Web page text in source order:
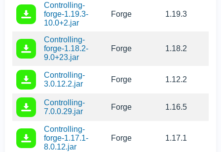
Controlling-
forge-1.19.3-
10.0+2.jar
Forge 1.19.3
Controlling-
forge-1.18.2-
9.0+23.jar
Forge 1.18.2
Controlling-
3.0.12.2.jar
Forge 1.12.2
Controlling-
7.0.0.29.jar
Forge 1.16.5
Controlling-
forge-1.17.1-
8.0.12.jar
Forge 1.17.1